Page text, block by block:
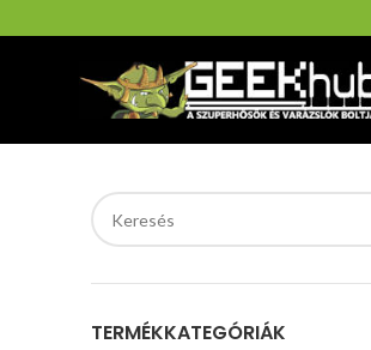
TERMÉKKATEGÓRIÁK